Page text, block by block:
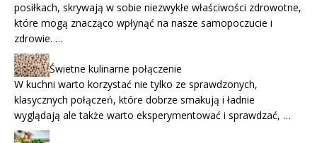
posiłkach, skrywają w sobie niezwykłe właściwości zdrowotne,
które mogą znacząco wpłynąć na nasze samopoczucie i
zdrowie. …
Świetne kulinarne połączenie
W kuchni warto korzystać nie tylko ze sprawdzonych,
klasycznych połączeń, które dobrze smakują i ładnie
wyglądają ale także warto eksperymentować i sprawdzać, …